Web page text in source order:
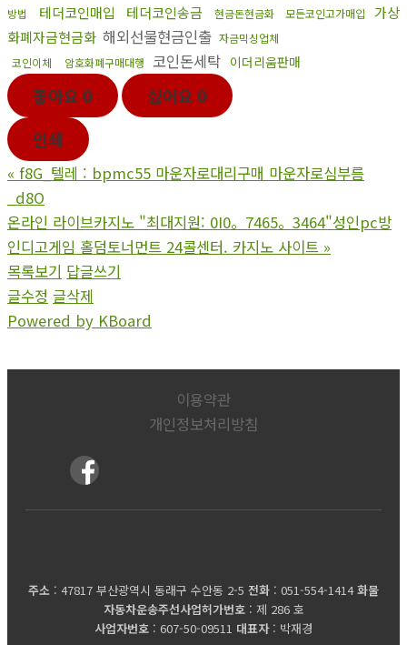
방법
테더코인매입 테더코인송금 현금돈현금화 모든코인고가매입
가상
화폐자금현금화 해외선물현금인출 자금믹싱업체
코인이체
암호화폐구매대행 코인돈세탁 이더리움판매
좋아요 0 싫어요 0
인쇄
« f8G_텔레 : bpmc55 마운자로대리구매 마운자로심부름
_d8O
온라인 라이­브카지노 "최대지원: 0I0。7465。3464"성인pc방
인디고게임 홀덤토너먼트 24콜센터. 카지노 사이트 »
목록보기 답글쓰기
글수정 글삭제
Powered by KBoard
이용약관
개인정보처리방침
주소 : 47817 부산광역시 동래구 수안동 2-5 전화 : 051-554-1414화물
자동차운송주선사업허가번호 : 제 286 호
사업자번호 : 607-50-09511 대표자 : 박재경